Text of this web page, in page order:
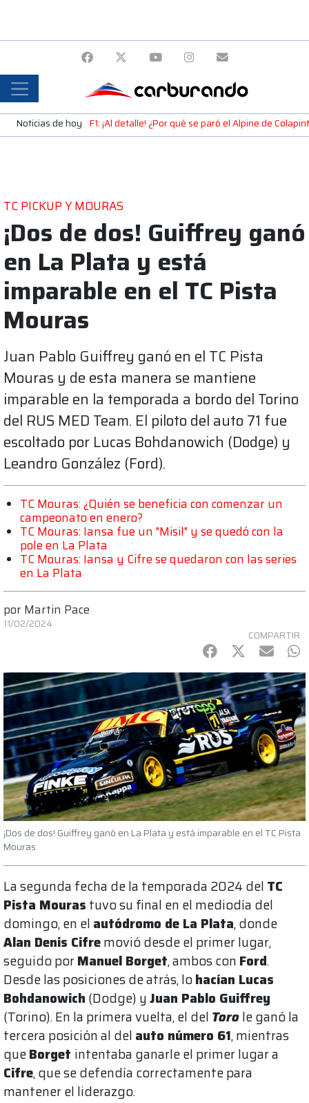
Noticias de hoy F1: ¡Al detalle! ¿Por qué se paró el Alpine de
TC PICKUP Y MOURAS
¡Dos de dos! Guiffrey ganó
en La Plata y está
imparable en el TC Pista
Mouras
Juan Pablo Guiffrey ganó en el TC Pista
Mouras y de esta manera se mantiene
imparable en la temporada a bordo del Torino
del RUS MED Team. El piloto del auto 71 fue
escoltado por Lucas Bohdanowich (Dodge) y
Leandro González (Ford).
TC Mouras: ¿Quién se beneficia con comenzar un
campeonato en enero?
TC Mouras: Iansa fue un "Misil" y se quedó con la
pole en La Plata
TC Mouras: Iansa y Cifre se quedaron con las series
en La Plata
por Martin Pace
11/02/2024
COMPARTIR
Facebook
Twitter
mail
¡Dos de dos! Guiffrey ganó en La Plata y está imparable en el TC Pista
Mouras
La segunda fecha de la temporada 2024 del TC
Pista Mouras tuvo su final en el mediodía del
domingo, en el autódromo de La Plata, donde
Alan Denis Cifremovió desde el primer lugar,
seguido porManuel Borget, ambos con Ford.
Desde las posiciones de atrás, lohacían Lucas
Bohdanowich (Dodge) yJuan Pablo Guiffrey
(Torino). En la primera vuelta, el del Torole ganó la
tercera posición al del auto número 61, mientras
queBorget intentaba ganarle el primer lugar a
Cifre, que se defendía correctamente para
mantener el liderazgo.